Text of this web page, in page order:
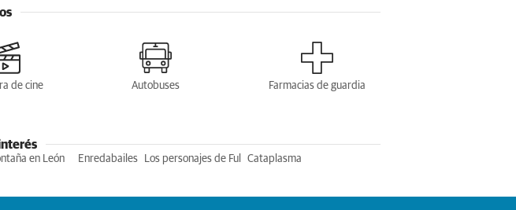
de cine Autobuses Farmacias de guardia
en León Enredabailes Los personajes de Ful Cataplasma